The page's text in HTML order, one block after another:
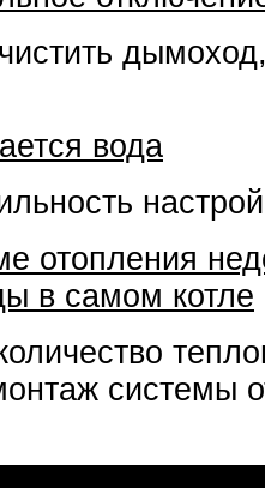
вода
отопления
в самом котле
системы